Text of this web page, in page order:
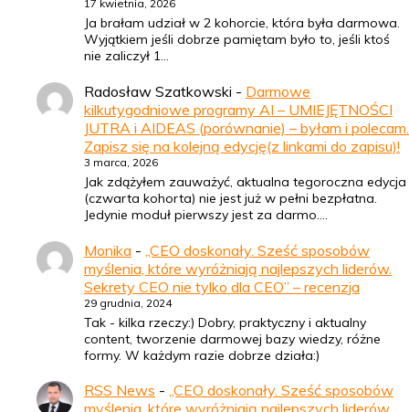
17 kwietnia, 2026
Ja brałam udział w 2 kohorcie, która była darmowa.
Wyjątkiem jeśli dobrze pamiętam było to, jeśli ktoś
nie zaliczył 1…
Radosław Szatkowski - Darmowe
kilkutygodniowe programy AI – UMIEJĘTNOŚCI
JUTRA i AIDEAS (porównanie) – byłam i polecam.
Zapisz się na kolejną edycję(z linkami do zapisu)!
3 marca, 2026
Jak zdążyłem zauważyć, aktualna tegoroczna edycja
(czwarta kohorta) nie jest już w pełni bezpłatna.
Jedynie moduł pierwszy jest za darmo.…
Monika - „CEO doskonały. Sześć sposobów
myślenia, które wyróżniają najlepszych liderów.
Sekrety CEO nie tylko dla CEO” – recenzja
29 grudnia, 2024
Tak - kilka rzeczy:) Dobry, praktyczny i aktualny
content, tworzenie darmowej bazy wiedzy, różne
formy. W każdym razie dobrze działa:)
RSS News - „CEO doskonały. Sześć sposobów